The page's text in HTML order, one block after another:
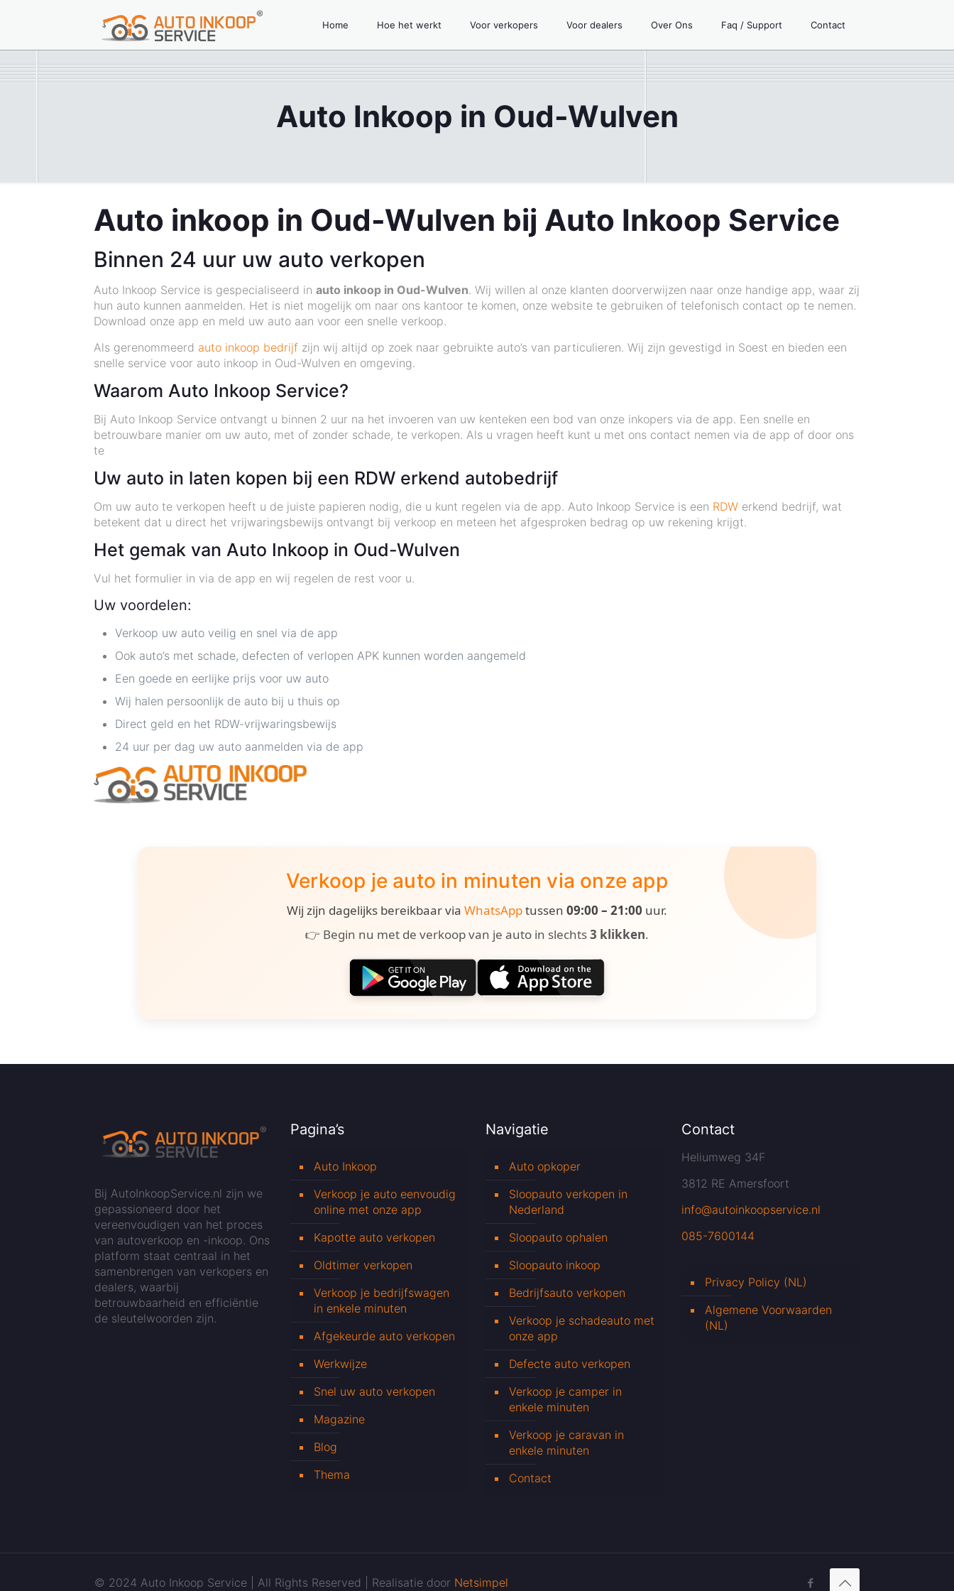
Home Hoe het werkt Voor verkopers Voor dealers Over Ons Faq / Support Contact
Auto Inkoop in Oud-Wulven
Auto inkoop in Oud-Wulven bij Auto Inkoop Service
Binnen 24 uur uw auto verkopen
Auto Inkoop Service is gespecialiseerd inauto inkoop in Oud-Wulven. Wij willen al onze klanten doorverwijzen naar onze handige app, waar zij
hun auto kunnen aanmelden. Het is niet mogelijk om naar ons kantoor te komen, onze website te gebruiken of telefonisch contact op te nemen.
Download onze app en meld uw auto aan voor een snelle verkoop.
Als gerenommeerd auto inkoop bedrijf zijn wij altijd op zoek naar gebruikte auto’s van particulieren. Wij zijn gevestigd in Soest en bieden een
snelle service voor auto inkoop in Oud-Wulven en omgeving.
Waarom Auto Inkoop Service?
Bij Auto Inkoop Service ontvangt u binnen 2 uur na het invoeren van uw kenteken een bod van onze inkopers via de app. Een snelle en
betrouwbare manier om uw auto, met of zonder schade, te verkopen. Als u vragen heeft kunt u met ons contact nemen via de app of door ons
te
Uw auto in laten kopen bij een RDW erkend autobedrijf
Om uw auto te verkopen heeft u de juiste papieren nodig, die u kunt regelen via de app. Auto Inkoop Service is een RDW erkend bedrijf, wat
betekent dat u direct het vrijwaringsbewijs ontvangt bij verkoop en meteen het afgesproken bedrag op uw rekening krijgt.
Het gemak van Auto Inkoop in Oud-Wulven
Vul het formulier in via de app en wij regelen de rest voor u.
Uw voordelen:
Verkoop uw auto veilig en snel via de app
Ook auto’s met schade, defecten of verlopen APK kunnen worden aangemeld
Een goede en eerlijke prijs voor uw auto
Wij halen persoonlijk de auto bij u thuis op
Direct geld en het RDW-vrijwaringsbewijs
24 uur per dag uw auto aanmelden via de app
Verkoop je auto in minuten via onze app
Wij zijn dagelijks bereikbaar via WhatsApptussen 09:00 – 21:00 uur.
👉 Begin nu met de verkoop van je auto in slechts3 klikken.
Bij AutoInkoopService.nl zijn we
gepassioneerd door het
vereenvoudigen van het proces
van autoverkoop en -inkoop. Ons
platform staat centraal in het
samenbrengen van verkopers en
dealers, waarbij
betrouwbaarheid en efficiëntie
de sleutelwoorden zijn.
Pagina’s
Auto Inkoop
Verkoop je auto eenvoudig
online met onze app
Kapotte auto verkopen
Oldtimer verkopen
Verkoop je bedrijfswagen
in enkele minuten
Afgekeurde auto verkopen
Werkwijze
Snel uw auto verkopen
Magazine
Blog
Thema
Navigatie
Auto opkoper
Sloopauto verkopen in
Nederland
Sloopauto ophalen
Sloopauto inkoop
Bedrijfsauto verkopen
Verkoop je schadeauto met
onze app
Defecte auto verkopen
Verkoop je camper in
enkele minuten
Verkoop je caravan in
enkele minuten
Contact
Contact
Heliumweg 34F
3812 RE Amersfoort
info@autoinkoopservice.nl
085-7600144
Privacy Policy (NL)
Algemene Voorwaarden
(NL)
© 2024 Auto Inkoop Service | All Rights Reserved | Realisatie door Netsimpel